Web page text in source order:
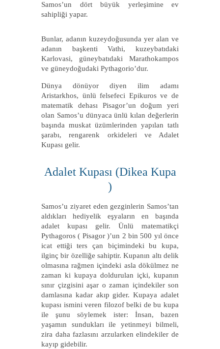
Samos’un dört büyük yerleşimine ev
sahipliği yapar.
Bunlar, adanın kuzeydoğusunda yer alan ve
adanın başkenti Vathi, kuzeybatıdaki
Karlovasi, güneybatıdaki Marathokampos
ve güneydoğudaki Pythagorio’dur.
Dünya dönüyor diyen ilim adamı
Aristarkhos, ünlü felsefeci Epikuros ve de
matematik dehası Pisagor’un doğum yeri
olan Samos’u dünyaca ünlü kılan değerlerin
başında muskat üzümlerinden yapılan tatlı
şarabı, rengarenk orkideleri ve Adalet
Kupası gelir.
Adalet Kupası (Dikea Kupa
)
Samos’u ziyaret eden gezginlerin Samos’tan
aldıkları hediyelik eşyaların en başında
adalet kupası gelir. Ünlü matematikçi
Pythagoros ( Pisagor )’un 2 bin 500 yıl önce
icat ettiği ters çan biçimindeki bu kupa,
ilginç bir özelliğe sahiptir. Kupanın altı delik
olmasına rağmen içindeki asla dökülmez ne
zaman ki kupaya doldurulan içki, kupanın
sınır çizgisini aşar o zaman içindekiler son
damlasına kadar akıp gider. Kupaya adalet
kupası ismini veren filozof belki de bu kupa
ile şunu söylemek ister: İnsan, bazen
yaşamın sundukları ile yetinmeyi bilmeli,
zira daha fazlasını arzularken elindekiler de
kayıp gidebilir.